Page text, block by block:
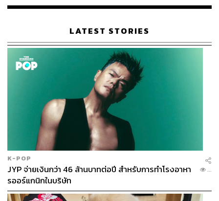
ในแต่ละฤดูกาล CHANELจะออกรุ่น Minaudières กระเป๋า
สำหรับออกงานกลางคืนดีไซน์แปลกและพิถีพิถันในราย
ละเอียด โดยจะผลิตออกมาในจำนวนจำกัด ทำให้กระเป๋ารุ่น
นี้เป็นของมีค่าน่าสะสม ส่วนใหญ่ขายในตลาดมือสองด้วย
ราคา 10,000-20,000 ดอลลาร์ แต่บางชิ้นสามารถขายได้ใน
ราคาสูงมาก เช่น CHANELGold Lambskin Paris Dubai ใน
คอลเล็กชัน CHANELCruise ปี 2015 ได้รับการประมูลไปใน
ปีนี้ด้วยราคา 33,600 ดอลลาร์ หรือราว 1.2 ล้านบาท
เรือนไทยที่ถูกซุกไว้
LATEST STORIES
K-POP
JYP จ่ายเงินกว่า 46 ล้านบาทต่อปี สำหรับการทำโรงอาหา
รออร์แกนิกในบริษัท
...